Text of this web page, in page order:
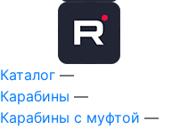
Каталог —
Карабины —
Карабины с муфтой —